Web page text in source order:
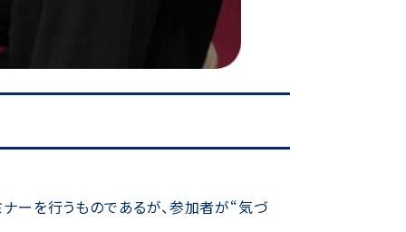
ーを行うものであるが、参加者が“気づ